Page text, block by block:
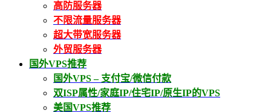
高防服务器
不限流量服务器
超大带宽服务器
外贸服务器
国外VPS推荐
国外VPS – 支付宝/微信付款
双ISP属性/家庭IP/住宅IP/原生IP的VPS
美国VPS推荐